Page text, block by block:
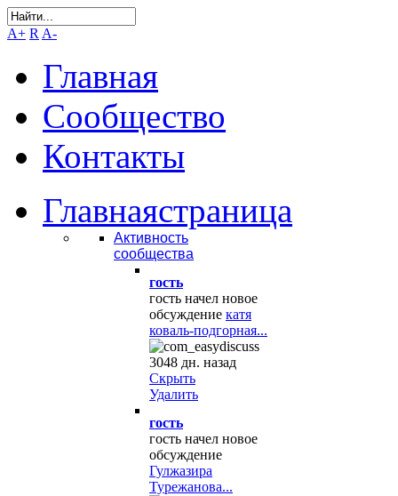
A+ R A-
Главная
Сообщество
Контакты
Главнаястраница
Активность
сообщества
гость
гость начел новое
обсуждение катя
коваль-подгорная...
3048 дн. назад
Скрыть
Удалить
гость
гость начел новое
обсуждение
Гулжазира
Турежанова...